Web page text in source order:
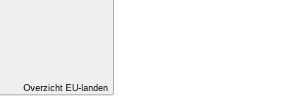
Overzicht EU-landen